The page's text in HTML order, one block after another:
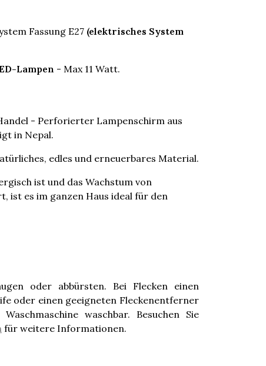
Fassung E27 (elektrisches System
Lampen - Max 11 Watt.
- Perforierter Lampenschirm aus
in Nepal.
edles und erneuerbares Material.
ist und das Wachstum von
ist es im ganzen Haus ideal für den
oder abbürsten. Bei Flecken einen
oder einen geeigneten Fleckenentferner
waschbar. Besuchen Sie
für weitere Informationen.